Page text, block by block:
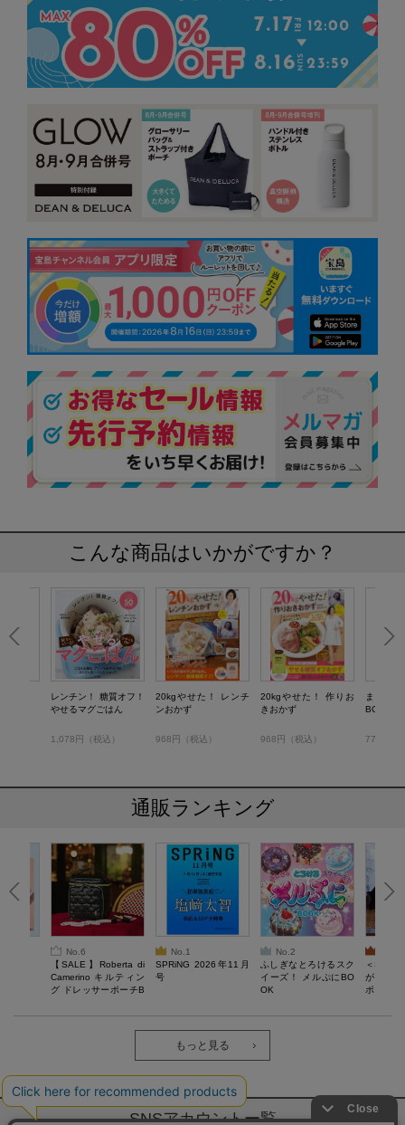
こんな商品はいかがですか？
レンチン！ 糖質オフ！
やせるマグごはん
1,078円（税込）
20kgやせた！ レンチ
ンおかず
968円（税込）
20kgやせた！ 作りお
きおかず
968円（税込）
まる見
BOOK
770円（
通販ランキング
No.6
【SALE】Roberta di
Camerino キルティン
グ ドレッサーポーチB
No.1
SPRiNG 2026年11月
号
No.2
ふしぎなとろけるスク
イーズ！ メルぷにBO
OK
＜SALE
がある
ポーチ
もっと見る
SNSアカウントー覧